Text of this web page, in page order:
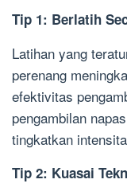
Tip 1: Berlatih
Latihan yang
perenang
efektivitas
pengambilan
tingkatkan
Tip 2: Kuasai